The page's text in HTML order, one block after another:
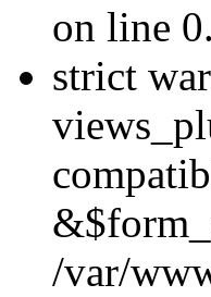
on line 0.
strict
/var/